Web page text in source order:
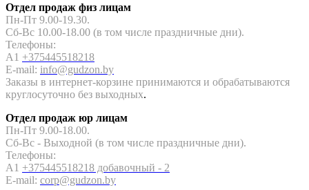
Отдел продаж физ лицам
Пн-Пт 9.00-19.30.
Сб-Вс 10.00-18.00 (в том числе праздничные дни).
Телефоны:
A1 +375445518218
E-mail: info@gudzon.by
Заказы в интернет-корзине принимаются и обрабатываются
круглосуточно без выходных.
Отдел продаж юр лицам
Пн-Пт 9.00-18.00.
Сб-Вс - Выходной (в том числе праздничные дни).
Телефоны:
A1 +375445518218 добавочный - 2
E-mail: corp@gudzon.by